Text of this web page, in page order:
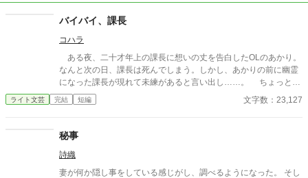
バイバイ、課長
コハラ
ある夜、二十才年上の課長に想いの丈を告白したOLのあかり。
なんと次の日、課長は死んでしまう。しかし、あかりの前に幽霊
になった課長が現れて未練があると言い出し……。 ちょっと切
ないラブストーリー。
ライト文芸 完結 短編 文字数：23,127
秘事
詩織
妻が何か隠し事をしている感じがし、調べるようになった。 そし